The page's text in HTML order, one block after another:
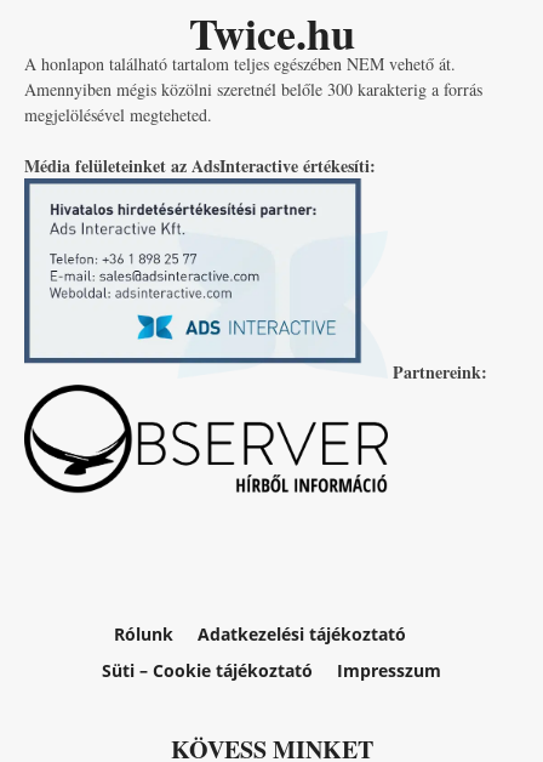
Twice.hu
A honlapon található tartalom teljes egészében NEM vehető át.
Amennyiben mégis közölni szeretnél belőle 300 karakterig a forrás
megjelölésével megteheted.
Média felületeinket az AdsInteractive értékesíti:
Partnereink:
Rólunk
Adatkezelési tájékoztató
Süti – Cookie tájékoztató
Impresszum
KÖVESS MINKET